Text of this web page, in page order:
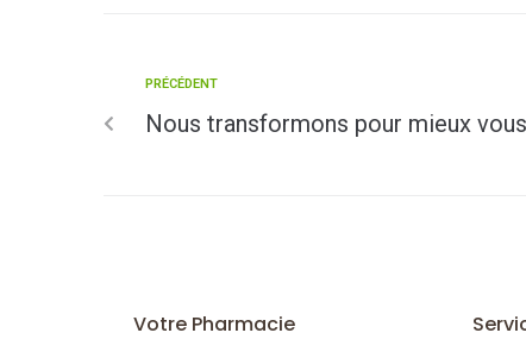
PRÉCÉDENT
Nous transformons pour mieux
Votre Pharmacie